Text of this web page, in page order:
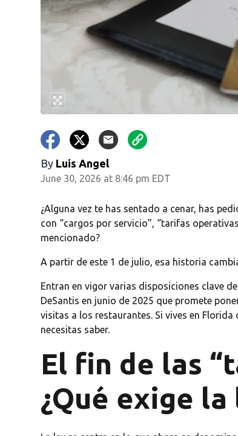
By Luis Angel
June 30, 2026 at 8:46 pm EDT
¿Alguna vez te has sentado a cenar, has
con “cargos por servicio”, “tarifas
mencionado?
A partir de este 1 de julio, esa historia
Entran en vigor varias disposiciones clave
DeSantis en junio de 2025 que promete
visitas a los restaurantes. Si vives en
necesitas saber.
El fin de las
¿Qué exige la